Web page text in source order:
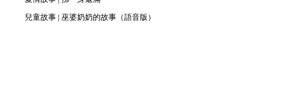
兒童故事 | 巫婆奶奶的故事（語音版）